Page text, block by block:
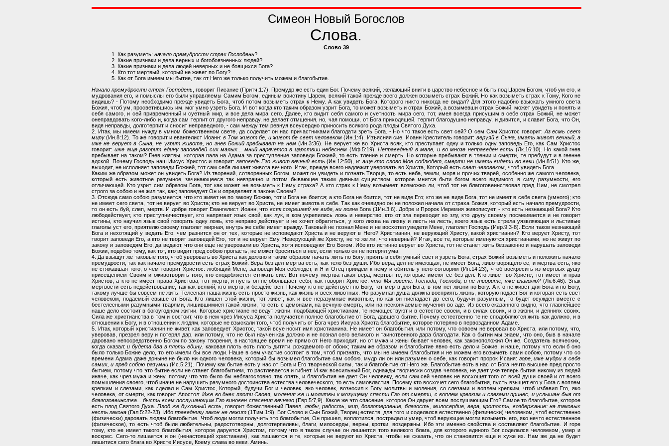
Симеон Новый Богослов
Слова.
Слово 39
1. Как разуметь: начало премудрости страх Господень?
2. Какие признаки и дела верных и богобоязненных людей?
3. Какие признаки и дела людей неверных и не боящихся Бога?
4. Кто тот мертвый, который не живет по Богу?
5. Как от Бога имеем мы бытие, так от Него же только получить можем и благобытие.
Начало премудрости страх Господень , говорит Писание (Притч.1:7). Премудр же есть един Бог. Почему всякий, желающий внити в царство небесное и быть под Царем Богом, чтоб ум его, и
мудрования его, и помыслы его были управляемы Самим Богом, единым воистину Царем, всякий такой прежде всего должен возыметь страх Божий. Но как возыметь страх к Тому, Кого не
видишь? - Потому необходимо прежде увидеть Бога, чтоб потом возыметь страх к Нему. А как увидеть Бога, Которого никто никогда не видал? Для этого надобно взыскать умного света
Божия, чтоб ум, просветившись им, мог умно узреть Бога. И вот когда кто таким образом узрит Бога, то может возыметь и страх Божий, а возымевши страх Божий, может увидеть и понять и
себя самого, и сей привременный и суетный мир, и все дела мира сего. Далее, кто видит себя самого и суетность мира сего, тот, имея всегда присущим в себе страх Божий, не может
онеправдовать кого-либо и, когда сам терпит от другого неправду, не делает отмщения, но, чая помощи, от Бога приходящей, терпит благодушно неправду, и дивится, и славит Бога, что Он,
видя неправды, долготерпит и сносит неправедного, - сам между тем ревнуя всеусердно приносить всякого рода плоды Святого Духа.
2. Итак, мы имеем нужду в умном божественном свете, да соделает он нас причастниками благодати зреть Бога. - Но что такое есть свет сей? О сем Сам Христос говорит: Аз есмь свет
миру (Ин.8:12). То же говорит и евангелист Иоанн:в Том живот бе, и живот бе свет человеком (Ин.1:4). Изъясняя сие, Иоанн Креститель говорит: веруяй в Сына, имать живот вечный, а
иже не верует в Сына, не узрит живота, но гнев Божий пребывает на нем(Ин.3:36). Не верует же во Христа всяк, кто преступает одну и только одну заповедь Его, как Сам Христос
говорит:иже аще разорит едину заповедей сих малых... мний наречется в царствии небеснем (Мф.5:19).Неправедный в мале, и во мнозе неправеден есть (Лк.16:10). Но какой гнев
пребывает на таком? Гнев клятвы, которая пала на Адама за преступление заповеди Божией, то есть тление и смерть. Но которые пребывают в тлении и смерти, те пребудут и в геенне
адской. Почему Господь наш Иисус Христос и говорит: заповедь Его живот вечный есть (Ин.12:50), и: аще кто слово Мое соблюдет, смерти не имать видети во веки (Ин.8:51). Кто же,
выходит, не исполняет заповеди Божией, тот сам себя лишает живота вечного. Итак, прежде всего надлежит уверовать во Христа, Который есть свет человеком , чтоб увидеть Бога.
Каким же образом может он увидеть Бога? Из творений, сотворенных Богом, может он увидеть и познать Творца, то есть неба, земли, моря и прочих тварей, особенно же самого человека,
который есть животное разумное, зачинающееся так невзрачно и потом бывающее таким дивным существом, которое мнится быти богом всего видимого, в силу разумности, его
отличающей. Кто узрит сим образом Бога, тот как может не возыметь к Нему страха? А кто страх к Нему возымеет, возможно ли, чтоб тот не благоговеинствовал пред Ним, не смотрел
строго за собою и не жил так, как; заповедует Он и определяет в законе Своем?
3. Отсюда само собою разумеется, что кто живет не по закону Божию, тот и Бога не боится; а кто Бога не боится, тот не виде Его; кто же не виде Бога, тот не имеет в себе света (умного); кто
не имеет сего света, тот не верует во Христа; кто не верует во Христа, не имеет живота в себе. Так как очевидно он не положил начала от страха Божия, который есть начало премудрости,
то он есть буй, слеп, мертв. И добре говорит Евангелист Иоанн, что всяк согрешаяй не виде, ни познаБога (1Ин.3:6). Добре и Пророк Иеремия живописует, - кто есть незнающий Бога? Кто
любодействует, кто преступничествует, кто напрягает язык свой, как лук, в ком укрепились ложь и неверство, кто от зла переходит ко злу, кто другу своему посмеивается и не говорит
истины, кто научил язык свой говорить одну ложь, кто неправо действует и не хочет обратиться, у кого лихва на лихву и лесть на лесть, коего язык есть стрела уязвляющая и льстивые
глаголы уст его, приятелю своему глаголет мирная, внутрь же себе имеет вражду. Таковый не познал Мене и не восхотел уведети Мене, глаголет Господь (Иер.9:3-8). Если таков незнающий
Бога и нехотящий у ведать Его, чем разнится он от тех, которые не исповедают Христа и не веруют в Него? Христианин, не верующий Христу, какой христианин? Кто верует Христу, тот
творит заповеди Его, а кто не творит заповедей Его, тот и не верует Ему. Неверующий же Христу, не то же ли, что неверный? Итак, все те, которые именуются христианами, но не живут по
закону и заповедям Его, да ведают, что они еще не уверовали во Христа, хотя исповедуют Его Богом. Ибо кто истинно верует во Христа, тот не станет жить беззаконно и нарушать заповеди
Божии, подобно тому, как тот, кто видит пред собою пропасть, не может броситься в нее, если только он не потерял ума.
4. Да взыщут же таковые того, чтоб уверовать во Христа как должно и таким образом начать жить по Богу, приять в себя умный свет и узреть Бога, страх Божий возыметь и положить начало
премудрости, так как начало премудрости есть страх Божий. Вера без дел мертва есть, как тело без души. Ибо вера, дел не имеющая, не имеет Бога, животворящего ее, и мертва есть, яко
не стяжавшая того, о чем говорит Христос: любящий Мене, заповеди Моя соблюдет, и Я и Отец приидем к нему и обитель у него сотворим (Ин.14:23), чтоб воскресить из мертвых душу
присещением Своим и оживотворить того, кто сподобляется стяжать сие. Вот почему мертва такая вера, мертвы те, которые имеют ее без дел. Кто живет во Христе, тот имеет и нрав
Христов, а кто не имеет нрава Христова, тот мертв, и пусть он не обольщает себя, как говорит Христос:что Мя зовете: Господи, Господи, и не творите, яже глаголю? (Лк.6:46). Знак
мертвости есть недействование, так как всякий, кто мертв, и бездействен. Почему кто не действует по Богу, тот мертв для Бога, в том нет жизни по Богу. А кто не живет для Бога и по Богу,
такому лучше бы совсем не жить. Телесная наша жизнь есть просто жизнь, как жизнь и всех животных. Но разумная душа должна восприять жизнь, которую подает Бог и которая есть свет
человеком, подаемый свыше от Бога. Кто лишен этой жизни, тот живет, как и все неразумные животные, но как он ниспадает до сего, будучи разумным, то будет осужден вместе с
бестелесными разумными тварями, лишившимися такой жизни, то есть с демонами, на вечную смерть, или на нескончаемые мучения во аде. Из всего сказанного видно, что главнейшее
наше дело состоит в богоугодном житии. Которые христиане не ведут жизни, подобающей христианам, те немоществуют и в естестве своем, и в силах своих, и в жизни, и деяниях своих.
Сила же христианства в том и состоит, что в нем чрез Иисуса Христа получается полное благобытие от Бога, давшего бытие. Почему естественно те не сподобляются жить как должно, и в
отношении к Богу, и в отношении к людям, которые не взыскали того, чтоб получить от Бога чрез Иисуса Христа благобытие, которое потеряно в первозданном Адаме.
5. Итак, который христианин не живет, как заповедует Христос, такой всуе носит имя христианина. Не имеет он благобытия, или потому, что совсем не веровал во Христа, или потому, что,
уверовав, презрел веру и потерял дар, или потому, что не был научен как должно и не познал сего великого и таинственного дара благодати. Как о бытии мы знаем, что оно, быв в начале
даровано непосредственно Богом по закону творения, в настоящее время не прямо от Него приходит, но от мужа и жены бывает человек, как законоположил Он же, Создатель всяческих,
когда сказал:и будета два в плоть едину , каковая плоть есть плоть дитяти, рождаемого от обоих; таким же образом и благобытие явно есть дело и Божие, и наше, потому что если б оно
было только Божие дело, то его имели бы все люди. Наше в сем участие состоит в том, чтоб признать, что мы не имеем благобытия и не можем его возыметь сами собою, потому что со
времени Адама даже доныне не было ни одного человека, который бы возымел благобытие сам собою, мудр ли он или разумен о себе, как говорит пророк Исаия: горе, иже мудри в себе
самих, и пред собою разумни(Ис.5:21). Почему как бытие есть у нас от Бога и Его творческой силы, так и благобытие от Него же. Благобытие есть в нас от Бога нечто высшее пред просто
бытием, потому что это бытие если не станет благобытием, то растлевается и гибнет. И как всесильный Бог, однажды творчески создав человека, не дает уже теперь бытия никому из людей
иначе, как чрез мужа и жену, потому что это было бы неблагословно, так опять, и благобытия не дает Он человеку, если сам сей человек не восхощет того от всей души своей и от всего
помышления своего, чтоб иначе не нарушить разумного достоинства естества человеческого, то есть самовластия. Посему кто восхочет сего благобытия, пусть взыщет его у Бога с воплем
крепким и слезами, как сделал и Сам Христос, Который, будучи Бог и человек, яко человек, возносил к Богу молитвы и моления, со слезами и воплем крепким, чтоб избавил Его, яко
человека, от смерти, как говорит Апостол: Иже во днех плоти Своея, моления же и молитвы к могущему спасти Его от смерти, с воплем крепким и слезами принес, и услышан быв от
благоговеинства... бысть всем послушающим Его виновен спасения вечнаго(Евр.5:7,9). Какое же это спасение, которое Он дарует всем послушающим Его? Самое то благобытие, которое
есть плод Святого Духа. Плод же духовный есть , говорит божественный Павел, любы, радость, мир, долготерпение, благость, милосердие, вера, кротость, воздержание: на таковых
несть закона (Гал.5:22-23). Ибоправеднику закон не лежит(1Тим.1:9). Бог Слово и Сын Божий, Творец естеств, для того и соделался естественно (физически) человеком, чтоб естественно
(физически) даровать людям благобытие. Чтоб люди могли получить это благобытие, Он пришел, воплотился, пострадал и умер, чтоб верующие могли возыметь его, яко нечто естественное
(физическое), то есть чтоб были любительны, радостотворны, долготерпеливы, благи, милосерды, верны, кротки, воздержны. Ибо эти именно свойства и составляют благобытие. И горе
тому, кто не имеет такого благобытия, которое даруется Христом, потому что в таком случае он лишается того великого блага, для которого единого Бог соделался человеком, умер и
воскрес. Сего-то лишается и он (ненастоящий христианин), как лишаются и те, которые не веруют во Христа, чтобы не сказать, что он становится еще и хуже их. Нам же да не будет
лишитися сего блага во Христе Иисусе, Коему слава во веки. Аминь.